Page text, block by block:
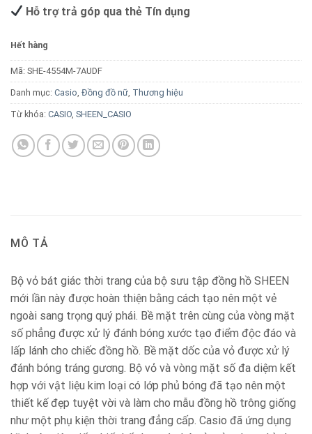
Hỗ trợ trả góp qua thẻ Tín dụng
Hết hàng
Mã: SHE-4554M-7AUDF
Danh mục: Casio, Đồng đồ nữ, Thương hiệu
Từ khóa: CASIO, SHEEN_CASIO
MÔ TẢ
Bộ vỏ bát giác thời trang của bộ sưu tập đồng hồ SHEEN
mới lần này được hoàn thiện bằng cách tạo nên một vẻ
ngoài sang trọng quý phái. Bề mặt trên cùng của vòng mặt
số phẳng được xử lý đánh bóng xước tạo điểm độc đáo và
lấp lánh cho chiếc đồng hồ. Bề mặt dốc của vỏ được xử lý
đánh bóng tráng gương. Bộ vỏ và vòng mặt số đa diệm kết
hợp với vật liệu kim loại có lớp phủ bóng đã tạo nên một
thiết kế đẹp tuyệt vời và làm cho mẫu đồng hồ trông giống
như một phụ kiện thời trang đẳng cấp. Casio đã ứng dụng